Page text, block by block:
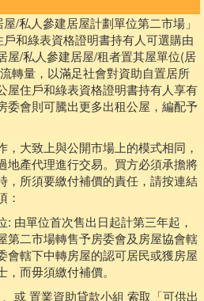
/私人參建居屋計劃單位第二市場」
和綠表資格證明書持有人可選購由
屋/私人參建居屋/租者置其屋單位(居
轉量，以滿足社會對資助自置居所
屋住戶和綠表資格證明書持有人享有
委會則可騰出更多出租公屋，編配予
大致上與公開市場上的模式相同，
地產代理進行交易。買方必須承擔將
，所須要繳付補價的責任，請按連結
：
由單位首次售出日起計第三年起，
第二市場轉售予房委會及房屋協會轄
會轄下中轉房屋的認可居民或獲房屋
而毋須繳付補價。
或 置業資助貸款小組 索取「可供出